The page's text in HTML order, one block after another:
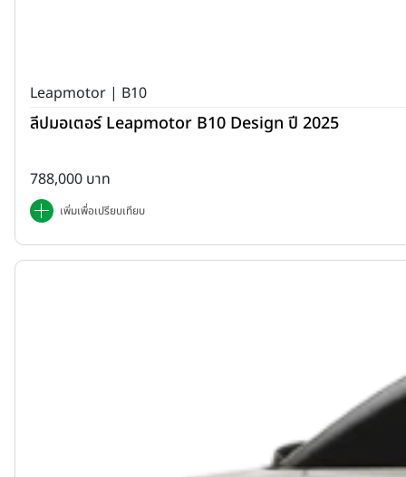
Leapmotor | B10
ลีปมอเตอร์ Leapmotor B10 Design ปี 2025
788,000 บาท
เพิ่มเพื่อเปรียบเทียบ